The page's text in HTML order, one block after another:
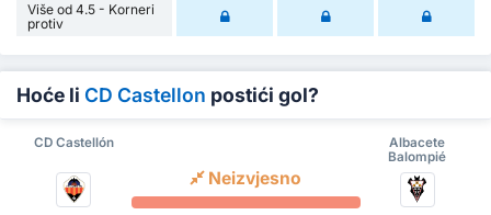
Više od 4.5 - Korneri
protiv
Hoće li CD Castellon postići gol?
CD Castellón
Albacete
Balompié
Neizvjesno